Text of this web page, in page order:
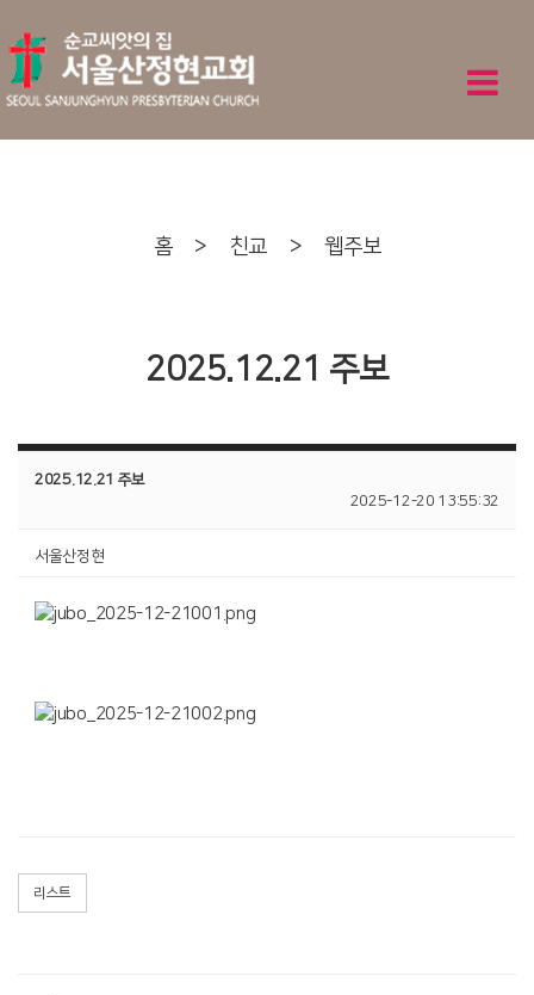
홈 > 친교 > 웹주보
2025.12.21 주보
2025.12.21 주보
2025-12-20 13:55:32
서울산정현
리스트